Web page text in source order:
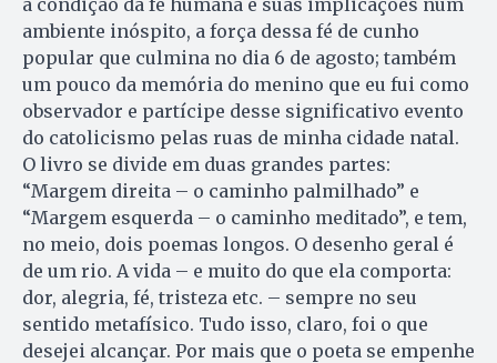
ambiente inóspito, a força dessa fé de cunho
popular que culmina no dia 6 de agosto; também
um pouco da memória do menino que eu fui como
observador e partícipe desse significativo evento
do catolicismo pelas ruas de minha cidade natal.
O livro se divide em duas grandes partes:
“Margem direita – o caminho palmilhado” e
“Margem esquerda – o caminho meditado”, e tem,
no meio, dois poemas longos. O desenho geral é
de um rio. A vida – e muito do que ela comporta:
dor, alegria, fé, tristeza etc. – sempre no seu
sentido metafísico. Tudo isso, claro, foi o que
desejei alcançar. Por mais que o poeta se empenhe